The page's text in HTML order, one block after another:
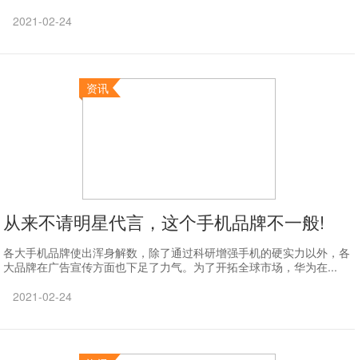
2021-02-24
资讯
从来不请明星代言，这个手机品牌不一般!
各大手机品牌使出浑身解数，除了通过科研增强手机的硬实力以外，各
大品牌在广告宣传方面也下足了力气。为了开拓全球市场，华为在...
2021-02-24